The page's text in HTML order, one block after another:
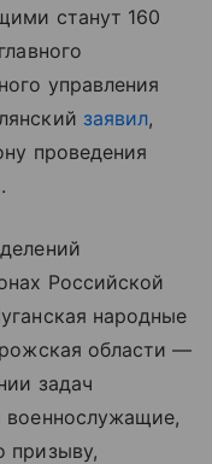
станут 160
управления
заявил,
проведения
Российской
народные
области —
задач
военнослужащие,
призыву,